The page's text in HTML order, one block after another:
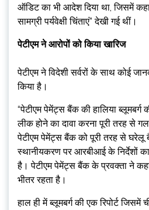
ऑडिट का भी आदेश दिया था, जिसमें
सामग्री पर्यवेक्षी चिंताएं” देखी गई थीं।
पेटीएम ने आरोपों को किया खारिज
पेटीएम ने विदेशी सर्वरों के साथ कोई
किया है।
“पेटीएम पेमेंट्स बैंक की हालिया ब्लूमबर्ग
लीक होने का दावा करना पूरी तरह
पेटीएम पेमेंट्स बैंक को पूरी तरह से घरेलू
स्थानीयकरण पर आरबीआई के निर्देशों
है। पेटीएम पेमेंट्स बैंक के प्रवक्ता ने
भीतर रहता है।
हाल ही में ब्लूमबर्ग की एक रिपोर्ट जिसमें